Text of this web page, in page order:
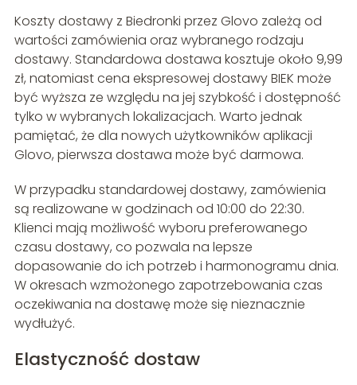
Koszty dostawy z Biedronki przez Glovo zależą od
wartości zamówienia oraz wybranego rodzaju
dostawy. Standardowa dostawa kosztuje około 9,99
zł, natomiast cena ekspresowej dostawy BIEK może
być wyższa ze względu na jej szybkość i dostępność
tylko w wybranych lokalizacjach. Warto jednak
pamiętać, że dla nowych użytkowników aplikacji
Glovo, pierwsza dostawa może być darmowa.
W przypadku standardowej dostawy, zamówienia
są realizowane w godzinach od 10:00 do 22:30.
Klienci mają możliwość wyboru preferowanego
czasu dostawy, co pozwala na lepsze
dopasowanie do ich potrzeb i harmonogramu dnia.
W okresach wzmożonego zapotrzebowania czas
oczekiwania na dostawę może się nieznacznie
wydłużyć.
Elastyczność dostaw